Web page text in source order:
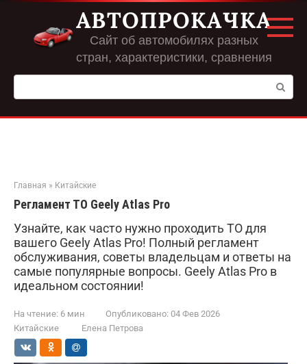
Перейти
контенту
АВТОПРОКАЧКА
Сайт об автомобилях разных
стран, характеристики, сравнения
Поиск:
Главная » Китайские
Регламент ТО Geely Atlas Pro
Узнайте, как часто нужно проходить ТО для
вашего Geely Atlas Pro! Полный регламент
обслуживания, советы владельцам и ответы на
самые популярные вопросы. Geely Atlas Pro в
идеальном состоянии!
На чтение: 6 мин Опубликовано: 04 Фев 2026
Китайские
Елена Петрова